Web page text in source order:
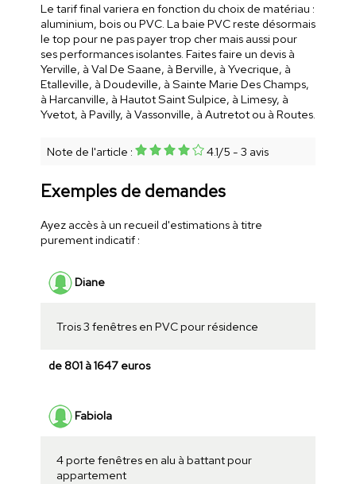
Le tarif final variera en fonction du choix de matériau :
aluminium, bois ou PVC. La baie PVC reste désormais
le top pour ne pas payer trop cher mais aussi pour
ses performances isolantes. Faites faire un devis à
Yerville, à Val De Saane, à Berville, à Yvecrique, à
Etalleville, à Doudeville, à Sainte Marie Des Champs,
à Harcanville, à Hautot Saint Sulpice, à Limesy, à
Yvetot, à Pavilly, à Vassonville, à Autretot ou à Routes.
Note de l'article : 4.1/5 - 3 avis
Exemples de demandes
Ayez accès à un recueil d'estimations à titre
purement indicatif :
Diane
Trois 3 fenêtres en PVC pour résidence
de 801 à 1647 euros
Fabiola
4 porte fenêtres en alu à battant pour
appartement